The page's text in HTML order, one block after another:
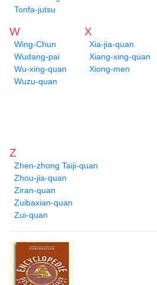
Tonfa-jutsu
W
Wing-Chun
Wudang-pai
Wu-xing-quan
Wuzu-quan
X
Xia-jia-quan
Xiang-xing-quan
Xiong-men
Z
Zhen-zhong Taiji-quan
Zhou-jia-quan
Ziran-quan
Zuibaxian-quan
Zui-quan